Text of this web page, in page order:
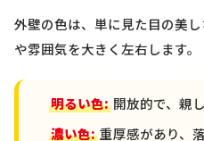
外壁の色は、単に見た目の美
や雰囲気を大きく左右します。
明るい色: 開放的で、親
濃い色: 重厚感があり、